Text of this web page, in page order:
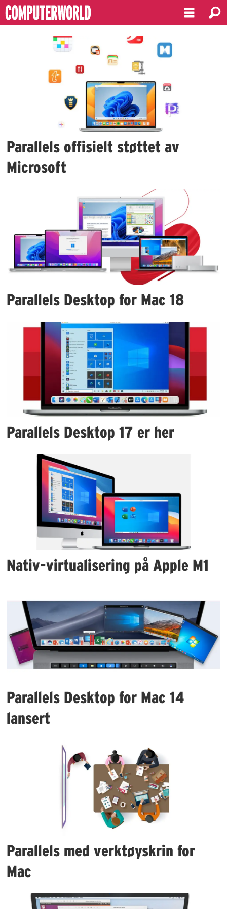
Emne:
parallels
Parallels offisielt støttet av
Microsoft
Parallels Desktop for Mac 18
Parallels Desktop 17 er her
Nativ-virtualisering på Apple M1
Parallels Desktop for Mac 14
lansert
Parallels med verktøyskrin for
Mac